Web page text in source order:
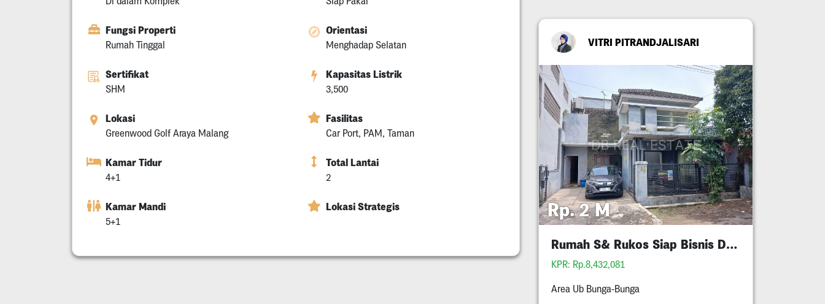
Fungsi Properti
Rumah Tinggal
Orientasi
Menghadap Selatan
Sertifikat
SHM
Kapasitas Listrik
3,500
Lokasi
Greenwood Golf Araya Malang
Fasilitas
Car Port, PAM, Taman
Kamar Tidur
4+1
Total Lantai
2
Kamar Mandi
5+1
Lokasi Strategis
VITRI PITRANDJALISARI
Rp. 2 M
Rumah S& Rukos Siap Bisnis Dekat Ub
KPR: Rp.8,432,081
Area Ub Bunga-Bunga